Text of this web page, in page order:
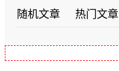
随机文章 热门文章